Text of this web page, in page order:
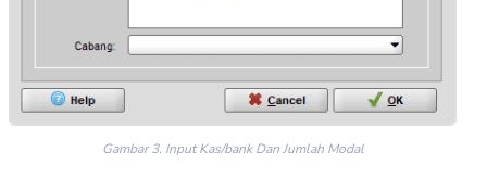
Gambar 3. Input Kas/bank Dan Jumlah Modal